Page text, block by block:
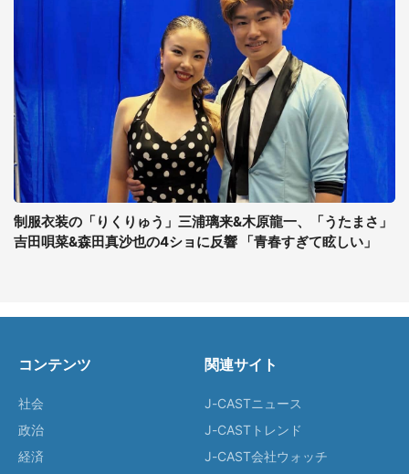
制服衣装の「りくりゅう」三浦璃来&木原龍一、「うたまさ」
吉田唄菜&森田真沙也の4ショに反響 「青春すぎて眩しい」
コンテンツ
社会
政治
経済
関連サイト
J-CASTニュース
J-CASTトレンド
J-CAST会社ウォッチ